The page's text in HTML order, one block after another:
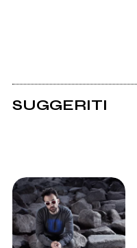
SUGGERITI